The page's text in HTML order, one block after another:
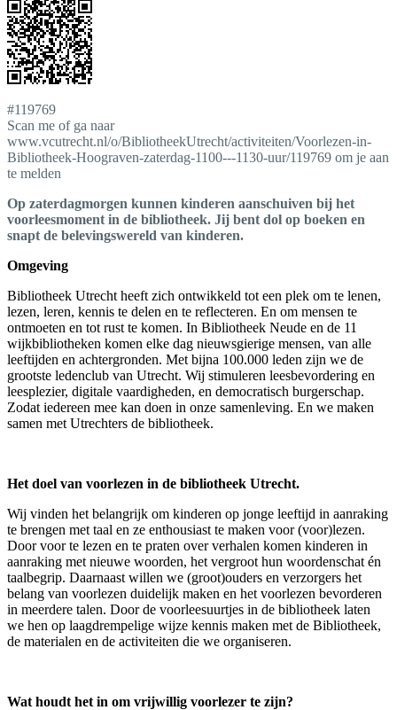
#119769
Scan me of ga naar
www.vcutrecht.nl/o/BibliotheekUtrecht/activiteiten/Voorlezen-in-
Bibliotheek-Hoograven-zaterdag-1100---1130-uur/119769 om je aan
te melden
Op zaterdagmorgen kunnen kinderen aanschuiven bij het
voorleesmoment in de bibliotheek. Jij bent dol op boeken en
snapt de belevingswereld van kinderen.
Omgeving
Bibliotheek Utrecht heeft zich ontwikkeld tot een plek om te lenen,
lezen, leren, kennis te delen en te reflecteren. En om mensen te
ontmoeten en tot rust te komen. In Bibliotheek Neude en de 11
wijkbibliotheken komen elke dag nieuwsgierige mensen, van alle
leeftijden en achtergronden. Met bijna 100.000 leden zijn we de
grootste ledenclub van Utrecht. Wij stimuleren leesbevordering en
leesplezier, digitale vaardigheden, en democratisch burgerschap.
Zodat iedereen mee kan doen in onze samenleving. En we maken
samen met Utrechters de bibliotheek.
Het doel van voorlezen in de bibliotheek Utrecht.
Wij vinden het belangrijk om kinderen op jonge leeftijd in aanraking
te brengen met taal en ze enthousiast te maken voor (voor)lezen.
Door voor te lezen en te praten over verhalen komen kinderen in
aanraking met nieuwe woorden, het vergroot hun woordenschat én
taalbegrip. Daarnaast willen we (groot)ouders en verzorgers het
belang van voorlezen duidelijk maken en het voorlezen bevorderen
in meerdere talen. Door de voorleesuurtjes in de bibliotheek laten
we hen op laagdrempelige wijze kennis maken met de Bibliotheek,
de materialen en de activiteiten die we organiseren.
Wat houdt het in om vrijwillig voorlezer te zijn?